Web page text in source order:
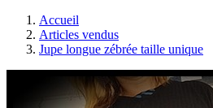
Accueil
Articles vendus
Jupe longue zébrée taille unique